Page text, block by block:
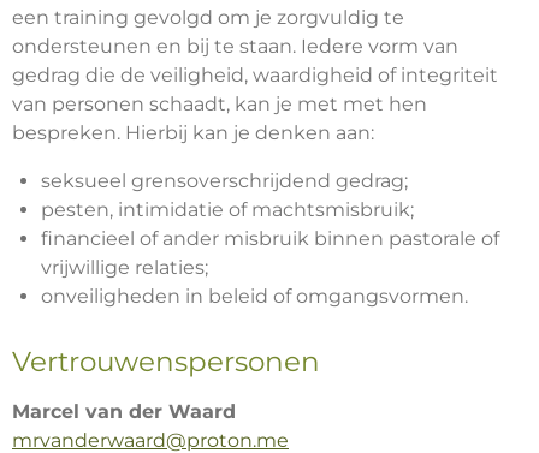
een training gevolgd om je zorgvuldig te
ondersteunen en bij te staan. Iedere vorm van
gedrag die de veiligheid, waardigheid of integriteit
van personen schaadt, kan je met met hen
bespreken. Hierbij kan je denken aan:
seksueel grensoverschrijdend gedrag;
pesten, intimidatie of machtsmisbruik;
financieel of ander misbruik binnen pastorale of
vrijwillige relaties;
onveiligheden in beleid of omgangsvormen.
Vertrouwenspersonen
Marcel van der Waard
mrvanderwaard@proton.me